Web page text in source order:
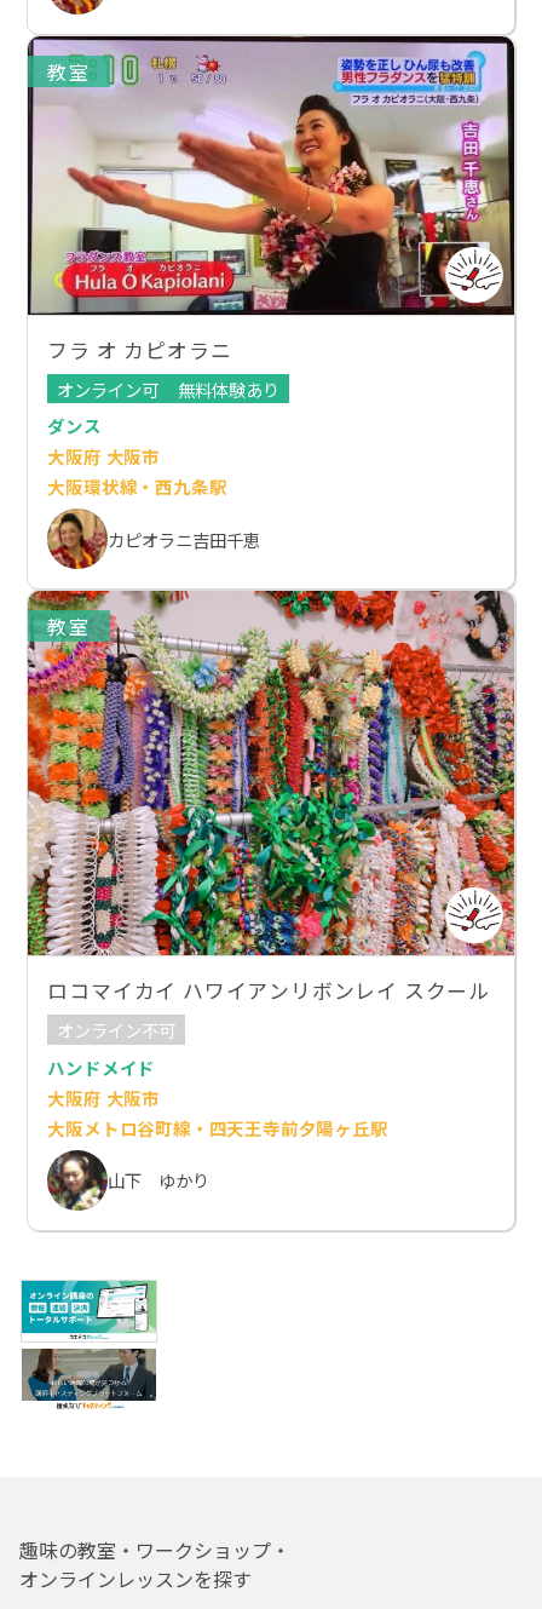
教室
フラ オ カピオラニ
オンライン可
無料体験あり
ダンス
大阪府 大阪市
大阪環状線・西九条駅
カピオラニ吉田千恵
教室
ロコマイカイ ハワイアンリボンレイ スクール
オンライン不可
ハンドメイド
大阪府 大阪市
大阪メトロ谷町線・四天王寺前夕陽ヶ丘駅
山下 ゆかり
趣味の教室・ワークショップ・
オンラインレッスンを探す